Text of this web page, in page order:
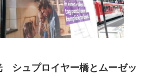
シュプロイヤー橋とムーゼッ